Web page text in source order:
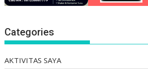
Categories
AKTIVITAS SAYA